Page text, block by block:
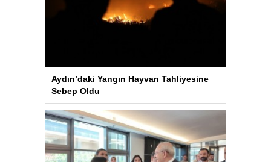
Aydın’daki Yangın Hayvan Tahliyesine
Sebep Oldu